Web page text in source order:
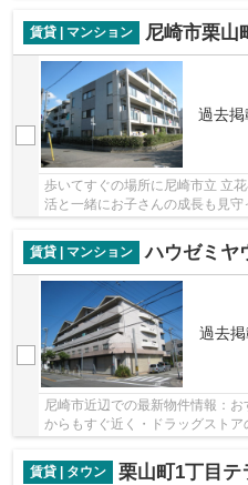
賃貸 | マンション
尼崎市栗山
過去
歩いてすぐの場所に尼崎市立 立
活と一緒にお子さんの成長も見
賃貸 | マンション
ハウゼミヤ
過去
尼崎市近辺での最新物件情報：
からもすぐ近く・ドラッグスト
賃貸 | タウン
栗山町1丁目テ